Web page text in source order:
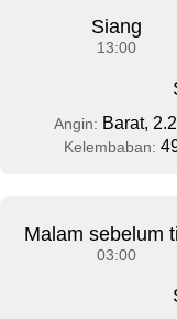
Siang
13:00
Angin: Barat,
Kelembaban:
Malam sebelum
03:00